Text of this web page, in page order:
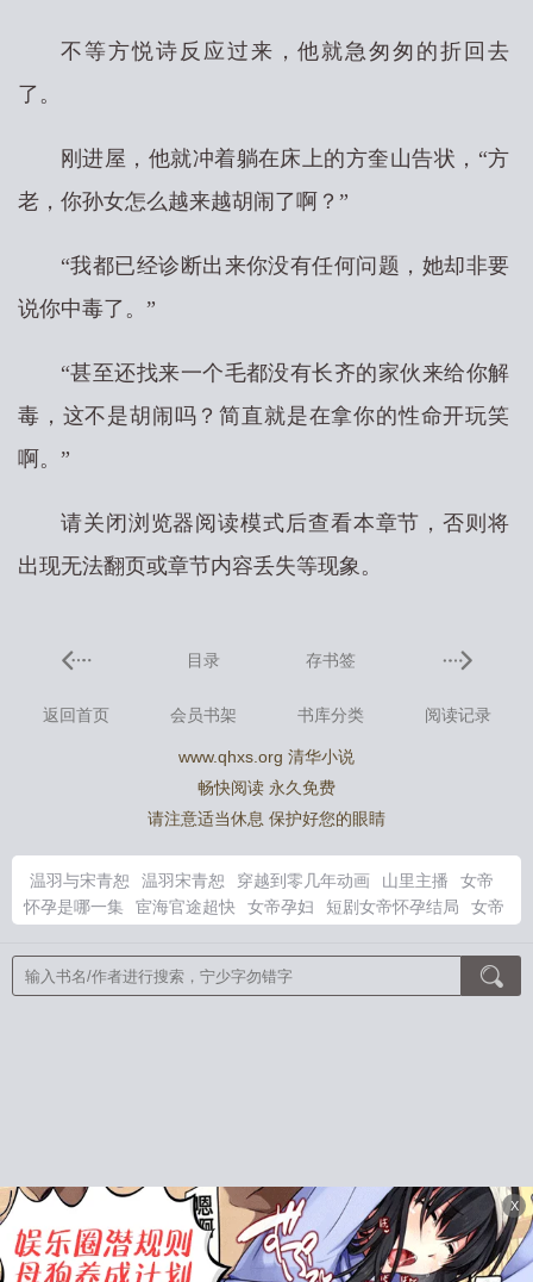
不等方悦诗反应过来，他就急匆匆的折回去
了。
刚进屋，他就冲着躺在床上的方奎山告状，“方
老，你孙女怎么越来越胡闹了啊？”
“我都已经诊断出来你没有任何问题，她却非要
说你中毒了。”
“甚至还找来一个毛都没有长齐的家伙来给你解
毒，这不是胡闹吗？简直就是在拿你的性命开玩笑
啊。”
请关闭浏览器阅读模式后查看本章节，否则将
出现无法翻页或章节内容丢失等现象。
目录 存书签
返回首页 会员书架 书库分类 阅读记录
www.qhxs.org 清华小说
畅快阅读 永久免费
请注意适当休息 保护好您的眼睛
温羽与宋青恕 温羽宋青恕 穿越到零几年动画 山里主播
女帝
怀孕是哪一集
宦海官途超快 女帝孕妇 短剧女帝怀孕结局
女帝
林老师的秘密
老师的密秘全文
开局被关禁地系统让我苟到无
虎狼之年主角苏杳
永恒世界罗马的选择
老婆扇耳光扇不到我的
了
逃婚三年，江少的花心人设崩了 咬红杏 棺妻美人
我废柴真
千金，会亿点玄学怎么了
X